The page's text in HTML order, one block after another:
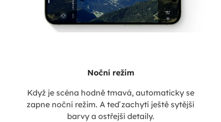
Noční režim
Když je scéna hodně tmavá, automaticky se
zapne noční režim. A teď zachytí ještě sytější
barvy a ostřejší detaily.